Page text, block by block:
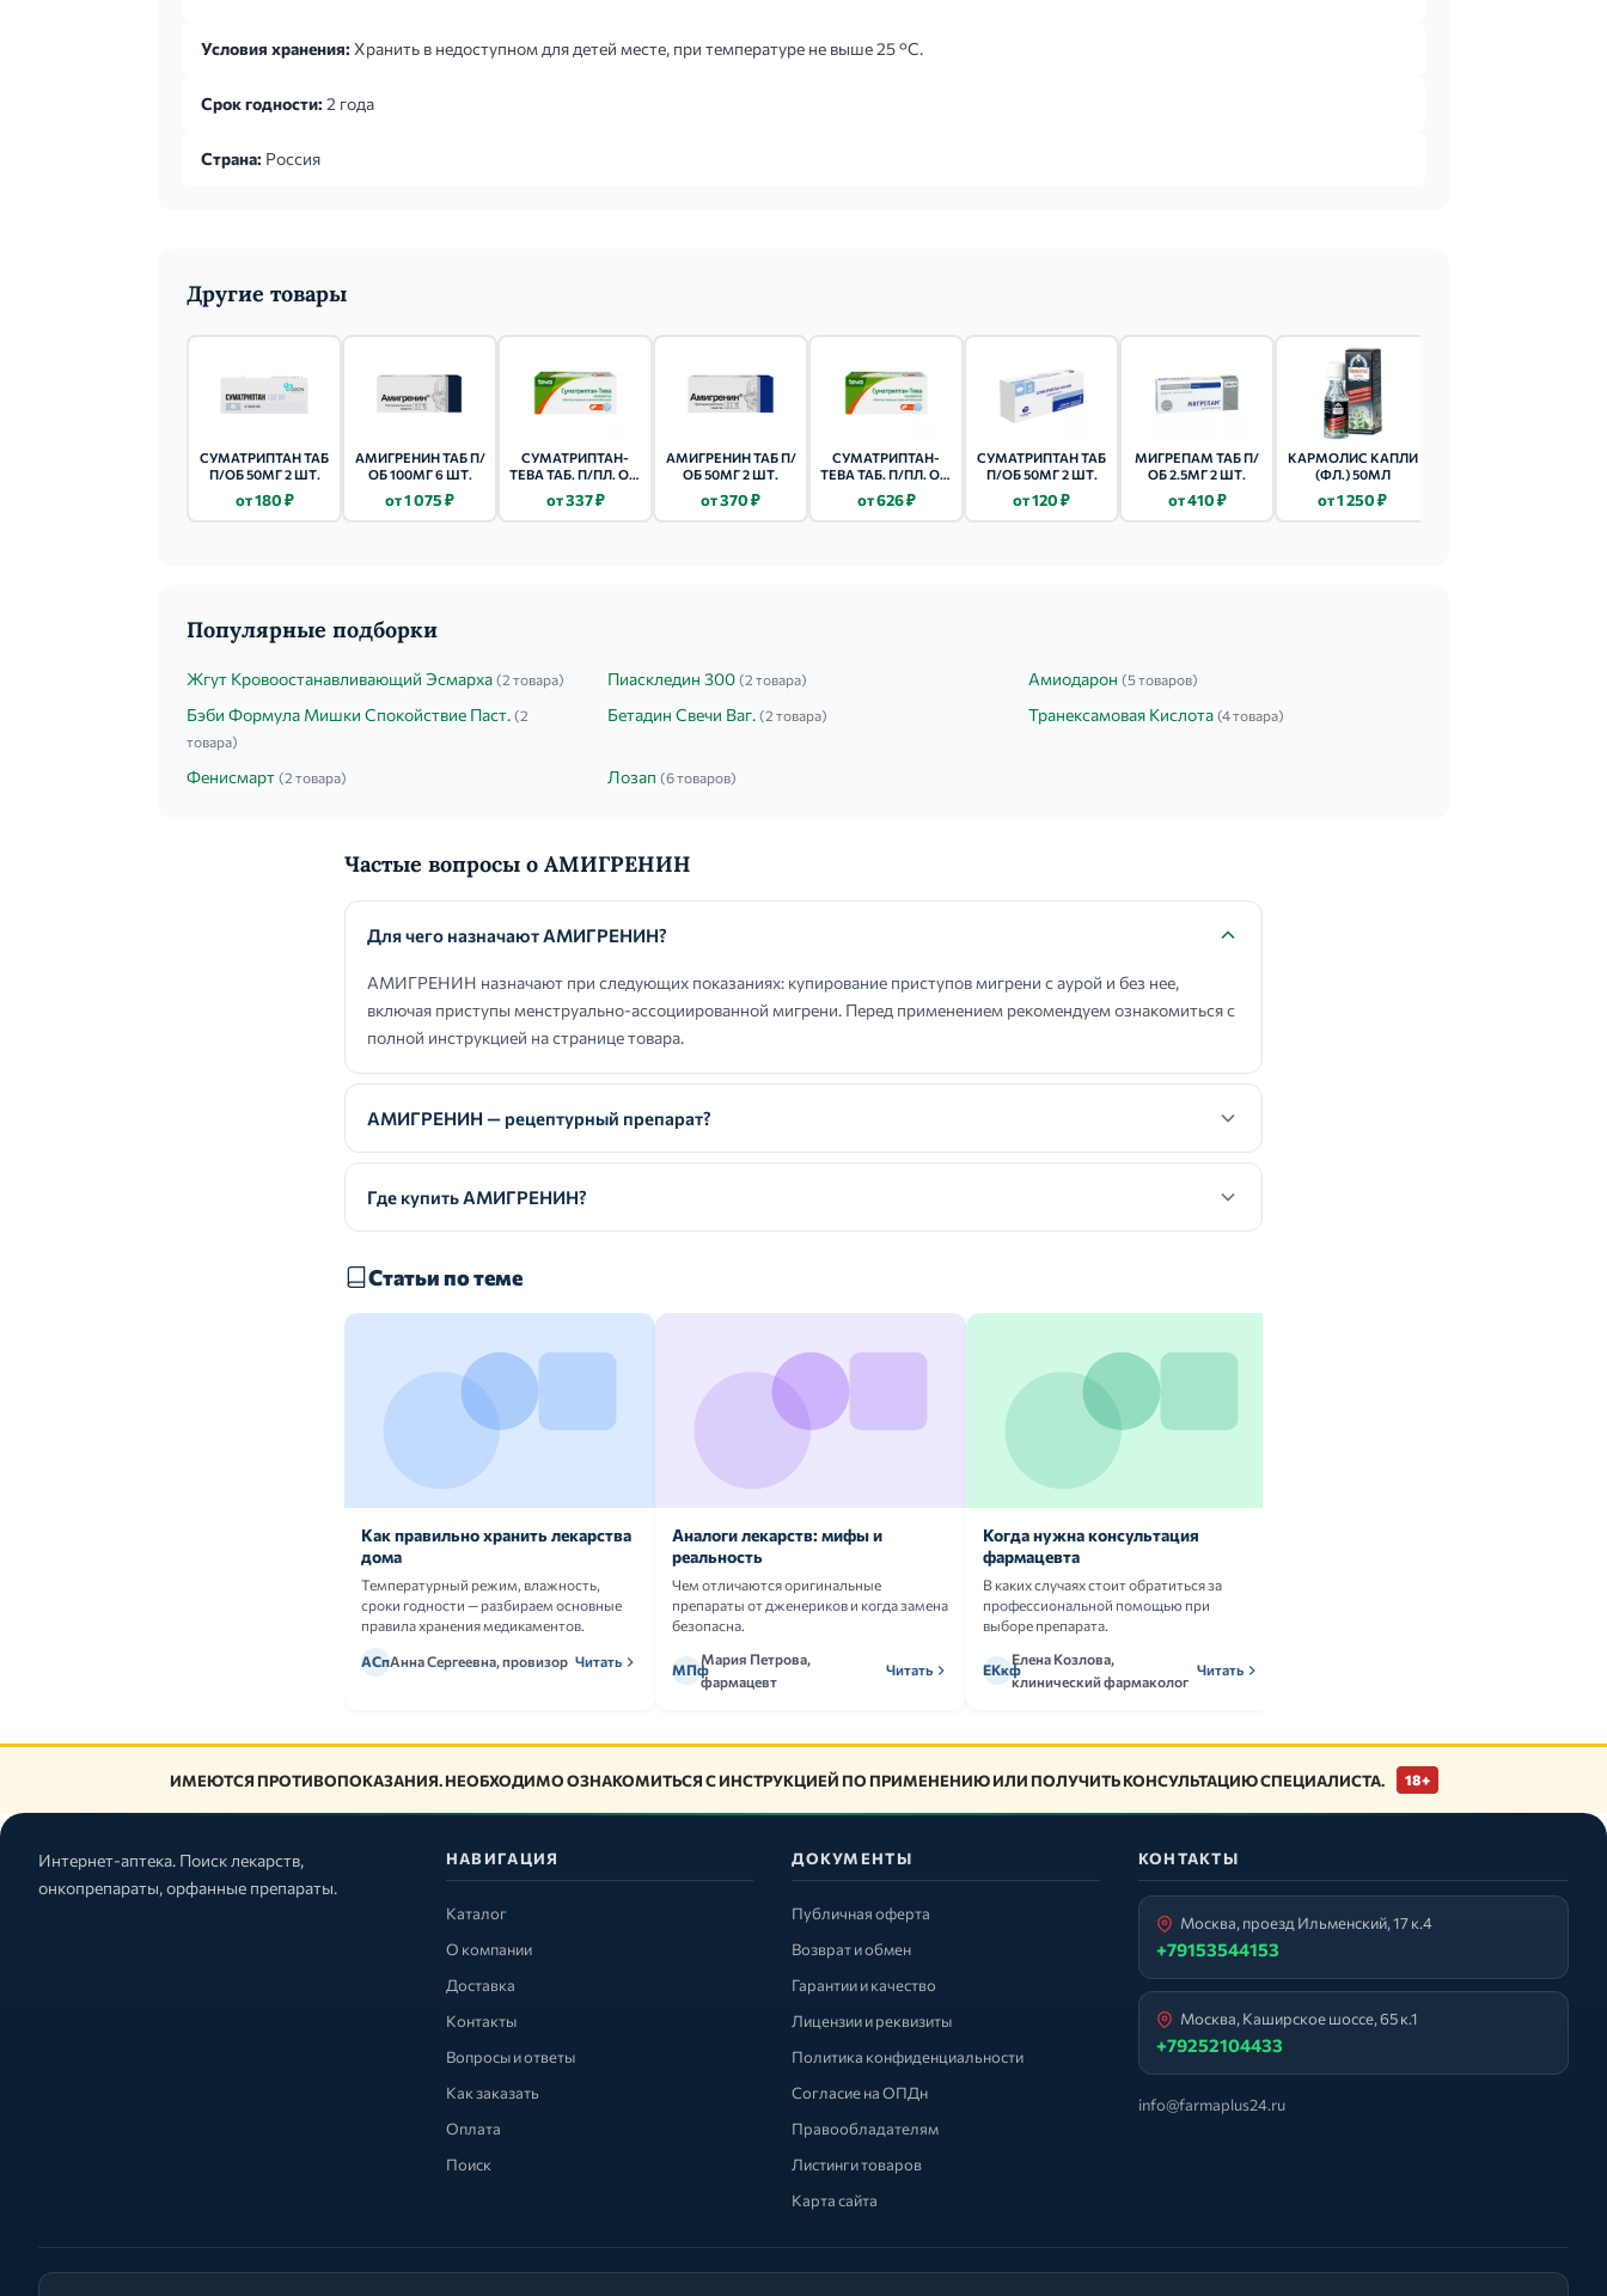
Условия хранения: Хранить в недоступном для детей месте, при температуре не выше 25 °С.
Срок годности: 2 года
Страна: Россия
Другие товары
СУМАТРИПТАН ТАБ
П/ОБ 50МГ 2 ШТ.
от 180 ₽
АМИГРЕНИН ТАБ П/
ОБ 100МГ 6 ШТ.
от 1 075 ₽
СУМАТРИПТАН-
ТЕВА ТАБ. П/ПЛ. ОБ.
от 337 ₽
АМИГРЕНИН ТАБ П/
ОБ 50МГ 2 ШТ.
от 370 ₽
СУМАТРИПТАН-
ТЕВА ТАБ. П/ПЛ. ОБ.
от 626 ₽
СУМАТРИПТАН ТАБ
П/ОБ 50МГ 2 ШТ.
от 120 ₽
МИГРЕПАМ ТАБ П/
ОБ 2.5МГ 2 ШТ.
от 410 ₽
КАРМОЛИС КАПЛИ
(ФЛ.) 50МЛ
от 1 250 ₽
Популярные подборки
Жгут Кровоостанавливающий Эсмарха (2 товара) Пиаскледин 300 (2 товара) Амиодарон (5 товаров)
Бэби Формула Мишки Спокойствие Паст. (2
товара)
Бетадин Свечи Ваг. (2 товара) Транексамовая Кислота (4 товара)
Фенисмарт (2 товара) Лозап (6 товаров)
Частые вопросы о АМИГРЕНИН
Для чего назначают АМИГРЕНИН?
АМИГРЕНИН назначают при следующих показаниях: купирование приступов мигрени с аурой и без нее,
включая приступы менструально-ассоциированной мигрени. Перед применением рекомендуем ознакомиться с
полной инструкцией на странице товара.
АМИГРЕНИН — рецептурный препарат?
Где купить АМИГРЕНИН?
Статьи по теме
Как правильно хранить лекарства
дома
Температурный режим, влажность,
сроки годности — разбираем основные
правила хранения медикаментов.
АСпАнна Сергеевна, провизор Читать
Аналоги лекарств: мифы и
реальность
Чем отличаются оригинальные
препараты от дженериков и когда замена
безопасна.
МПф
Мария Петрова,
фармацевт
Читать
Когда нужна консультация
фармацевта
В каких случаях стоит обратиться за
профессиональной помощью при
выборе препарата.
ЕКкф
Елена Козлова,
клинический фармаколог
Читать
ИМЕЮТСЯ ПРОТИВОПОКАЗАНИЯ. НЕОБХОДИМО ОЗНАКОМИТЬСЯ С ИНСТРУКЦИЕЙ ПО ПРИМЕНЕНИЮ ИЛИ ПОЛУЧИТЬ КОНСУЛЬТАЦИЮ СПЕЦИАЛИСТА. 18+
Интернет-аптека. Поиск лекарств,
онкопрепараты, орфанные препараты.
НАВИГАЦИЯ
Каталог
О компании
Доставка
Контакты
Вопросы и ответы
Как заказать
Оплата
Поиск
ДОКУМЕНТЫ
Публичная оферта
Возврат и обмен
Гарантии и качество
Лицензии и реквизиты
Политика конфиденциальности
Согласие на ОПДн
Правообладателям
Листинги товаров
Карта сайта
КОНТАКТЫ
Москва, проезд Ильменский, 17 к.4
+79153544153
Москва, Каширское шоссе, 65 к.1
+79252104433
info@farmaplus24.ru